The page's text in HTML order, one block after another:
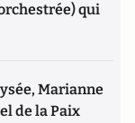
qui
Marianne
de la Paix